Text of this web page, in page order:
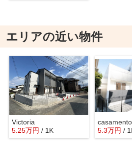
エリアの近い物件
Victoria
5.25万円 / 1K
5.3万円 /